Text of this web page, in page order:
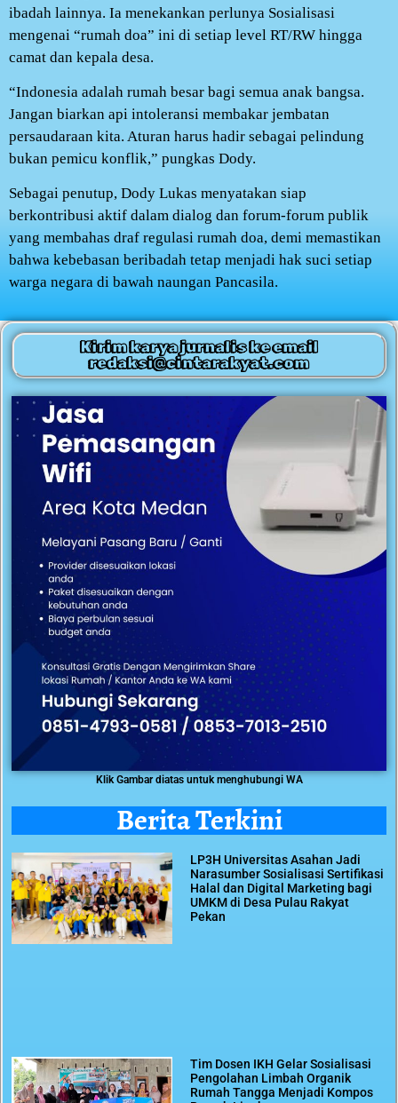
ibadah lainnya. Ia menekankan perlunya Sosialisasi
mengenai “rumah doa” ini di setiap level RT/RW hingga
camat dan kepala desa.
“Indonesia adalah rumah besar bagi semua anak bangsa.
Jangan biarkan api intoleransi membakar jembatan
persaudaraan kita. Aturan harus hadir sebagai pelindung
bukan pemicu konflik,” pungkas Dody.
Sebagai penutup, Dody Lukas menyatakan siap
berkontribusi aktif dalam dialog dan forum-forum publik
yang membahas draf regulasi rumah doa, demi memastikan
bahwa kebebasan beribadah tetap menjadi hak suci setiap
warga negara di bawah naungan Pancasila.
Kirim karya jurnalis ke email
redaksi@cintarakyat.com
Klik Gambar diatas untuk menghubungi WA
Berita Terkini
LP3H Universitas Asahan Jadi
Narasumber Sosialisasi Sertifikasi
Halal dan Digital Marketing bagi
UMKM di Desa Pulau Rakyat
Pekan
Tim Dosen IKH Gelar Sosialisasi
Pengolahan Limbah Organik
Rumah Tangga Menjadi Kompos